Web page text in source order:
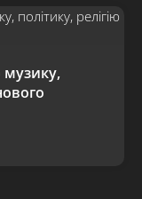
музику,